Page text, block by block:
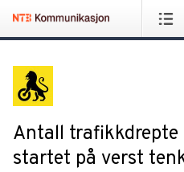
Antall
startet på verst